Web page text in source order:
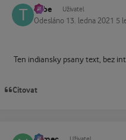
Tube Uživatel
Odesláno 13. ledna 2021 5
Ten indiansky psany text, bez
Citovat